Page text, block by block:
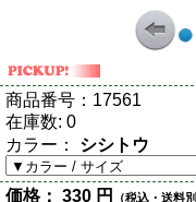
商品番号： 17561
在庫数: 0
カラー： シシトウ
価格： 330 円 （税込・送料別